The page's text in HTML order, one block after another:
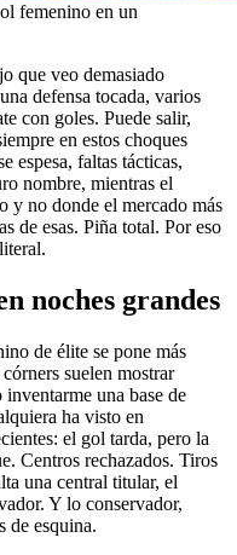
femenino en un
que veo demasiado
defensa tocada, varios
con goles. Puede salir,
en estos choques
espesa, faltas tácticas,
nombre, mientras el
y no donde el mercado más
de esas. Piña total. Por eso
noches grandes
de élite se pone más
suelen mostrar
una base de
ha visto en
el gol tarda, pero la
Centros rechazados. Tiros
una central titular, el
Y lo conservador,
de esquina.